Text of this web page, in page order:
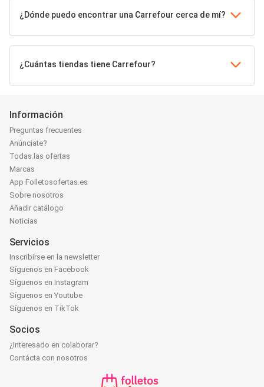
¿Dónde puedo encontrar una Carrefour cerca de mí?
¿Cuántas tiendas tiene Carrefour?
Información
Preguntas frecuentes
Anúnciate?
Todas las ofertas
Marcas
App Folletosofertas.es
Sobre nosotros
Añadir catálogo
Noticias
Servicios
Inscribirse en la newsletter
Síguenos en Facebook
Síguenos en Instagram
Síguenos en Youtube
Síguenos en TikTok
Socios
¿Interesado en colaborar?
Contácta con nosotros